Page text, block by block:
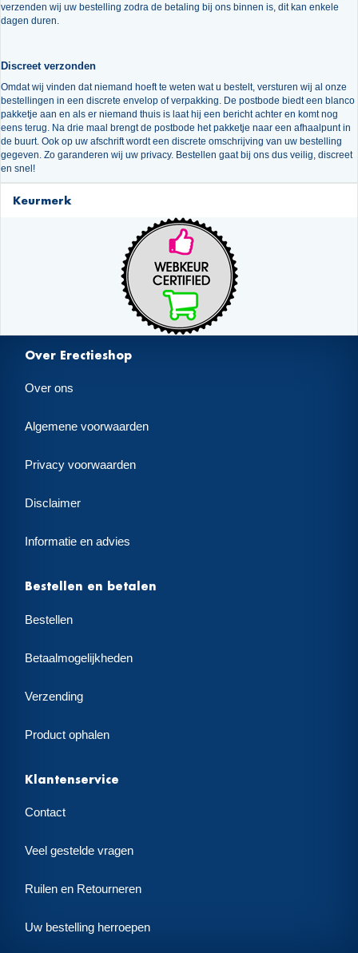
verzenden wij uw bestelling zodra de betaling bij ons binnen is, dit kan enkele
dagen duren.
Discreet verzonden
Omdat wij vinden dat niemand hoeft te weten wat u bestelt, versturen wij al onze
bestellingen in een discrete envelop of verpakking. De postbode biedt een blanco
pakketje aan en als er niemand thuis is laat hij een bericht achter en komt nog
eens terug. Na drie maal brengt de postbode het pakketje naar een afhaalpunt in
de buurt. Ook op uw afschrift wordt een discrete omschrijving van uw bestelling
gegeven. Zo garanderen wij uw privacy. Bestellen gaat bij ons dus veilig, discreet
en snel!
Keurmerk
Over Erectieshop
Over ons
Algemene voorwaarden
Privacy voorwaarden
Disclaimer
Informatie en advies
Bestellen en betalen
Bestellen
Betaalmogelijkheden
Verzending
Product ophalen
Klantenservice
Contact
Veel gestelde vragen
Ruilen en Retourneren
Uw bestelling herroepen